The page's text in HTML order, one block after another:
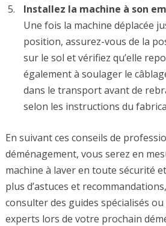
Installez la machine à son
Une fois la machine déplacée
position, assurez-vous de la
sur le sol et vérifiez qu’elle
également à soulager le
dans le transport avant de
selon les instructions du
En suivant ces conseils de
déménagement, vous serez en
machine à laver en toute sécurité
plus d’astuces et
consulter des guides spécialisés
experts lors de votre prochain